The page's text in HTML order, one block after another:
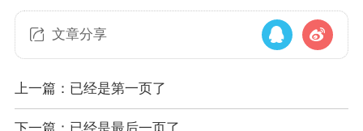
文章分享
上一篇：已经是第一页了